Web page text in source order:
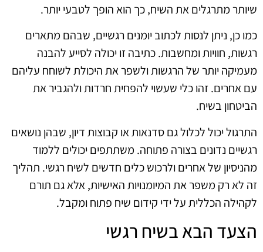
שיותר מתרגלים את השיח, כך הוא הופך לטבעי יותר.
כמו כן, ניתן לנסות לכתוב יומנים רגשיים, שבהם מתארים
רגשות, חוויות ומחשבות. כתיבה זו יכולה לסייע להבנה
מעמיקה יותר של הרגשות ולשפר את היכולת לשוחח עליהם
עם אחרים. זהו כלי שעשוי להפחית חרדות ולהגביר את
הביטחון בשיח.
התרגול יכול לכלול גם סדנאות או קבוצות דיון, שבהן נושאים
רגשיים נדונים בצורה פתוחה. משתתפים יכולים ללמוד
מהניסיון של אחרים ולרכוש כלים חדשים לשיח רגשי. תהליך
זה לא רק משפר את המיומנויות האישיות, אלא גם תורם
לקהילה הכללית על ידי קידום שיח פתוח ומקבל.
הצעד הבא בשיח רגשי